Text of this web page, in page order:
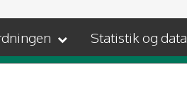
Statistik og data